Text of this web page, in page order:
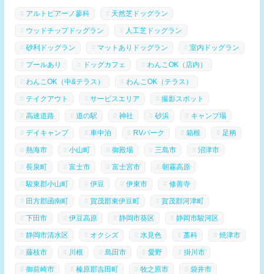
アルトピアーノ蓼科 天然芝ドッグラン
ウッドチップドッグラン 人工芝ドッグラン
砂利ドッグラン マットありドッグラン 室内ドッグラン
プールあり ドッグカフェ わんこOK（店内）
わんこOK（中&テラス） わんこOK（テラス）
テイクアウト サービスエリア 撮影スポット
高速道路 道の駅 神社 砂浜 キャンプ場
デイキャンプ 車中泊 RVパーク 箱根 足柄
熱海市 小山町 御殿場 三島市 沼津市
長泉町 富士市 富士宮市 朝霧高原
駿東郡小山町 伊豆 伊東市 修善寺
田方郡函南町 賀茂郡東伊豆町 賀茂郡河津町
下田市 伊豆高原 静岡市葵区 静岡市駿河区
静岡市清水区 オクシズ 水見色 藁科 焼津市
藤枝市 川根 島田市 愛野 掛川市
御前崎市 榛原郡吉田町 牧之原市 袋井市